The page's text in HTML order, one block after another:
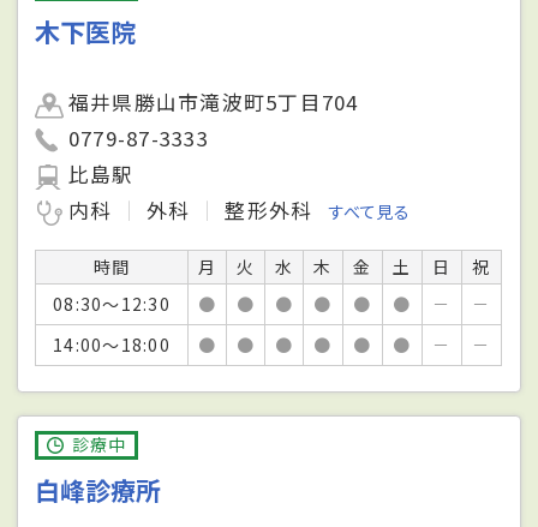
木下医院
福井県勝山市滝波町5丁目704
0779-87-3333
比島駅
内科
外科 整形外科 すべて見る
時間 月 火 水 木 金 土 日
祝
08:30～12:30
● ● ● ● ● ● －
－
14:00～18:00
● ● ● ● ● ● － －
診療中
白峰診療所